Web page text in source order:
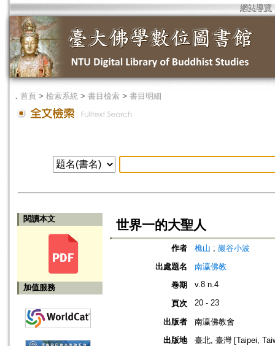
網站導覽
． 首頁 > 檢索系統 > 書目檢索 > 書目明細
閱讀本文
加值服務
世界一的大聖人
作者 樵山 ; 巖谷小波
出處題名
南瀛佛教
卷期
v.8 n.4
頁次 20 - 23
出版者
南瀛佛教會
出版地
臺北, 臺灣 [Taipei,